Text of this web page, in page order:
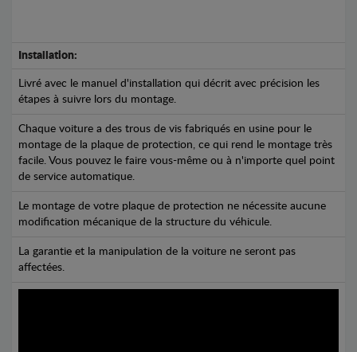
Installation:
Livré avec le manuel d'installation qui décrit avec précision les
étapes à suivre lors du montage.
Chaque voiture a des trous de vis fabriqués en usine pour le
montage de la plaque de protection, ce qui rend le montage très
facile. Vous pouvez le faire vous-même ou à n'importe quel point
de service automatique.
Le montage de votre plaque de protection ne nécessite aucune
modification mécanique de la structure du véhicule.
La garantie et la manipulation de la voiture ne seront pas
affectées.